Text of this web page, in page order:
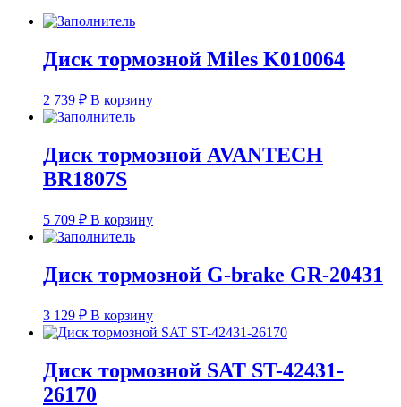
Диск тормозной Miles K010064
2 739 ₽ В корзину
Диск тормозной AVANTECH
BR1807S
5 709 ₽ В корзину
Диск тормозной G-brake GR-20431
3 129 ₽ В корзину
Диск тормозной SAT ST-42431-
26170